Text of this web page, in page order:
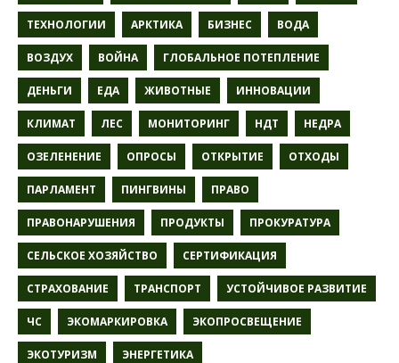
ТЕХНОЛОГИИ АРКТИКА БИЗНЕС ВОДА
ВОЗДУХ ВОЙНА ГЛОБАЛЬНОЕ ПОТЕПЛЕНИЕ
ДЕНЬГИ ЕДА ЖИВОТНЫЕ ИННОВАЦИИ
КЛИМАТ ЛЕС МОНИТОРИНГ НДТ НЕДРА
ОЗЕЛЕНЕНИЕ ОПРОСЫ ОТКРЫТИЕ ОТХОДЫ
ПАРЛАМЕНТ ПИНГВИНЫ ПРАВО
ПРАВОНАРУШЕНИЯ ПРОДУКТЫ ПРОКУРАТУРА
СЕЛЬСКОЕ ХОЗЯЙСТВО СЕРТИФИКАЦИЯ
СТРАХОВАНИЕ ТРАНСПОРТ УСТОЙЧИВОЕ РАЗВИТИЕ
ЧС ЭКОМАРКИРОВКА ЭКОПРОСВЕЩЕНИЕ
ЭКОТУРИЗМ ЭНЕРГЕТИКА